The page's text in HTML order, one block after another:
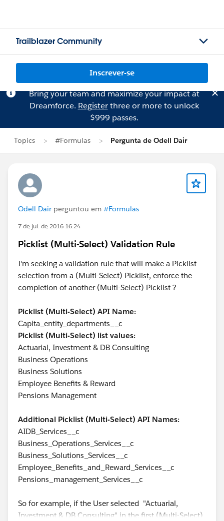
Trailblazer Community
Inscrever-se
Bring your team and maximize your impact at
Dreamforce. Registerthree or more to unlock
$999 passes.
Topics #Formulas Pergunta de Odell Dair
Odell Dair perguntou em #Formulas
7 de jul. de 2016 16:24
Picklist (Multi-Select) Validation Rule
I'm seeking a validation rule that will make a Picklist
selection from a (Multi-Select) Picklist, enforce the
completion of another (Multi-Select) Picklist ?
Picklist (Multi-Select) API Name:
Capita_entity_departments__c
Picklist (Multi-Select) list values:
Actuarial, Investment & DB Consulting
Business Operations
Business Solutions
Employee Benefits & Reward
Pensions Management
Additional Picklist (Multi-Select) API Names:
AIDB_Services__c
Business_Operations_Services__c
Business_Solutions_Services__c
Employee_Benefits_and_Reward_Services__c
Pensions_management_Services__c
So for example, if the User selected "Actuarial,
Investment & DB Consulting" in the first (Multi-Select)